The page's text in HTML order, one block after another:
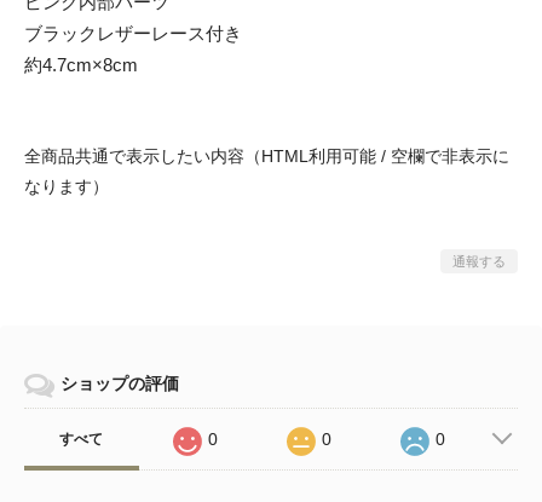
ブラックレザーレース付き
約4.7cm×8cm
全商品共通で表示したい内容（HTML利用可能 / 空欄で非表示に
なります）
通報する
ショップの評価
すべて 0 0 0